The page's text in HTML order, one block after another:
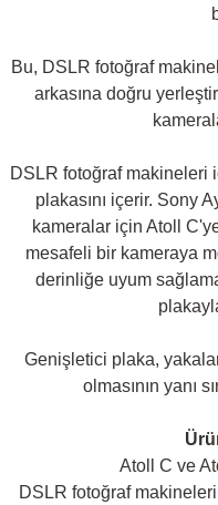
Bu, DSLR fotoğraf
arkasına doğru
DSLR fotoğraf makineleri
plakasını içerir. Sony
kameralar için Atoll
mesafeli bir kameraya
derinliğe uyum
Genişletici plaka,
olmasının yanı
Atoll C ve
DSLR fotoğraf